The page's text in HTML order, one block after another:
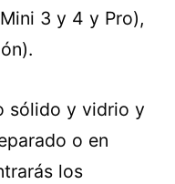
3 y 4 y Pro),
sólido y vidrio y
o en
los